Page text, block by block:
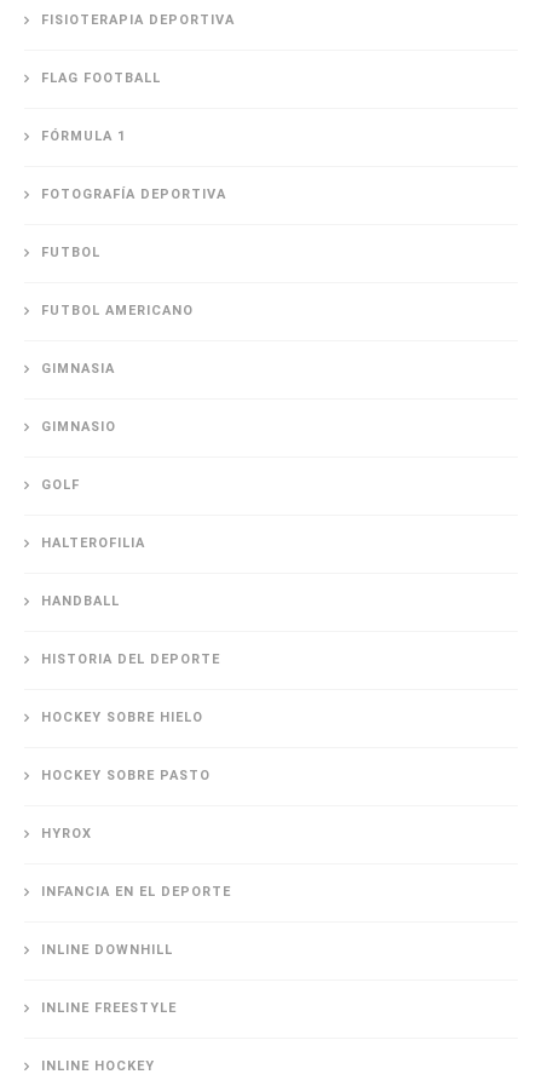
FISIOTERAPIA DEPORTIVA
FLAG FOOTBALL
FÓRMULA 1
FOTOGRAFÍA DEPORTIVA
FUTBOL
FUTBOL AMERICANO
GIMNASIA
GIMNASIO
GOLF
HALTEROFILIA
HANDBALL
HISTORIA DEL DEPORTE
HOCKEY SOBRE HIELO
HOCKEY SOBRE PASTO
HYROX
INFANCIA EN EL DEPORTE
INLINE DOWNHILL
INLINE FREESTYLE
INLINE HOCKEY